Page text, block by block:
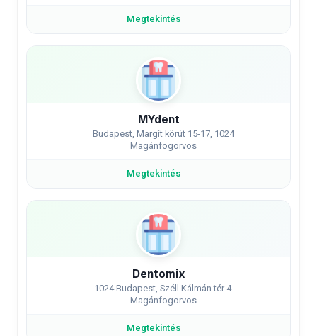
Megtekintés
MYdent
Budapest, Margit körút 15-17, 1024
Magánfogorvos
Megtekintés
Dentomix
1024 Budapest, Széll Kálmán tér 4.
Magánfogorvos
Megtekintés